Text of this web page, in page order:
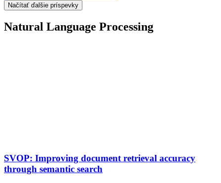
Načítať ďalšie príspevky
Natural Language Processing
SVOP: Improving document retrieval accuracy
through semantic search